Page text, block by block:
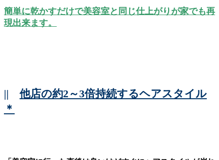
簡単に乾かすだけで美容室と同じ仕上がりが家でも再
現出来ます。
|| 他店の約2～3倍持続するヘアスタイル
＊